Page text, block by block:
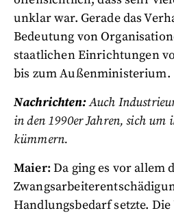
unklar war. Gerade das
Bedeutung von
staatlichen Einrichtungen
bis zum Außenministerium.
Nachrichten:Auch
in den 1990er Jahren, sich um
kümmern.
Maier: Da ging es vor allem
Handlungsbedarf setzte.